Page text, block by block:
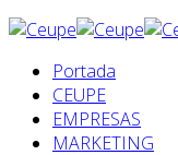
Portada
CEUPE
EMPRESAS
MARKETING